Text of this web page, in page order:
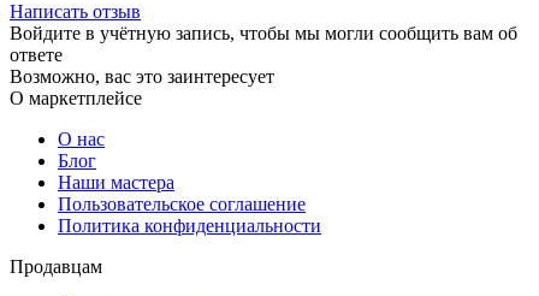
Написать отзыв
Войдите в учётную запись, чтобы мы могли сообщить вам об
ответе
Возможно, вас это заинтересует
О маркетплейсе
О нас
Блог
Наши мастера
Пользовательское соглашение
Политика конфиденциальности
Продавцам